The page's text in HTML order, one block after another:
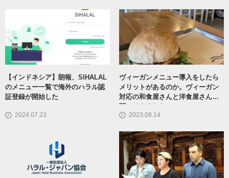
【インドネシア】朗報、SIHALAL
のメニュー一覧で海外のハラル認
証登録が開始した
2024.07.23
ヴィーガンメニュー導入をしたら
メリットがあるのか。ヴィーガン
対応の和食屋さんと洋食屋さんに
聞いてみました
2023.08.14